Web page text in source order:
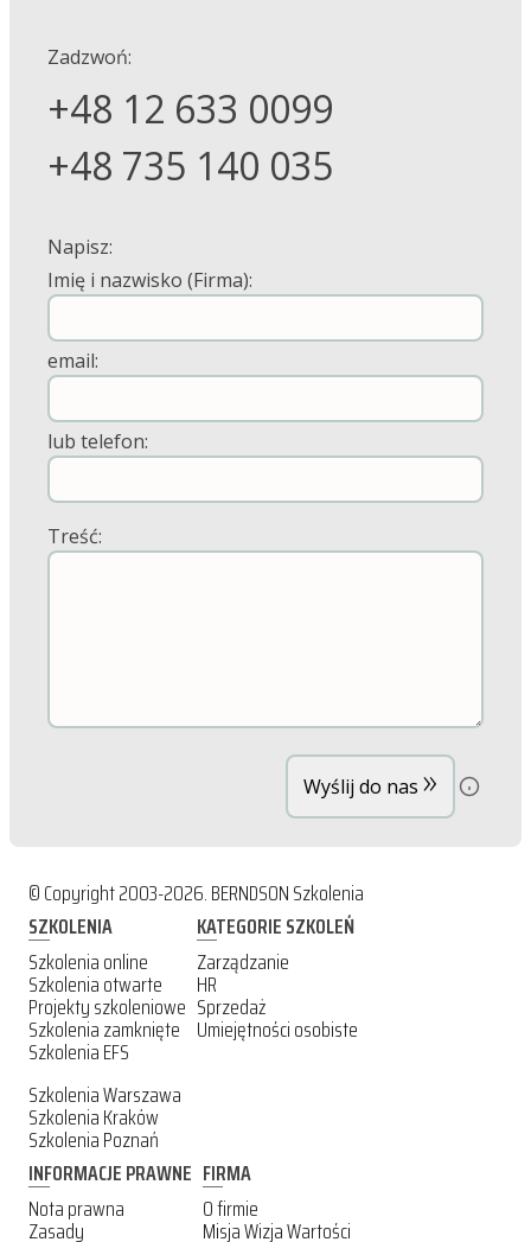
Zadzwoń:
+48 12 633 0099
+48 735 140 035
Napisz:
Imię i nazwisko (Firma):
email:
lub telefon:
Treść:
Wyślij do nas »
© Copyright 2003-2026. BERNDSON Szkolenia
SZKOLENIA
Szkolenia online
Szkolenia otwarte
Projekty szkoleniowe
Szkolenia zamknięte
Szkolenia EFS
Szkolenia Warszawa
Szkolenia Kraków
Szkolenia Poznań
KATEGORIE SZKOLEŃ
Zarządzanie
HR
Sprzedaż
Umiejętności osobiste
INFORMACJE PRAWNE
Nota prawna
Zasady
FIRMA
O firmie
Misja Wizja Wartości